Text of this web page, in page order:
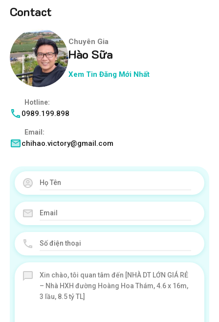
Contact
Chuyên Gia
Hào Sữa
Xem Tin Đăng Mới Nhất
Hotline:
0989.199.898
Email:
chihao.victory@gmail.com